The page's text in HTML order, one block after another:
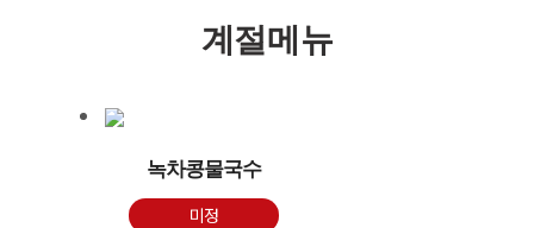
계절메뉴
녹차콩물국수
미정